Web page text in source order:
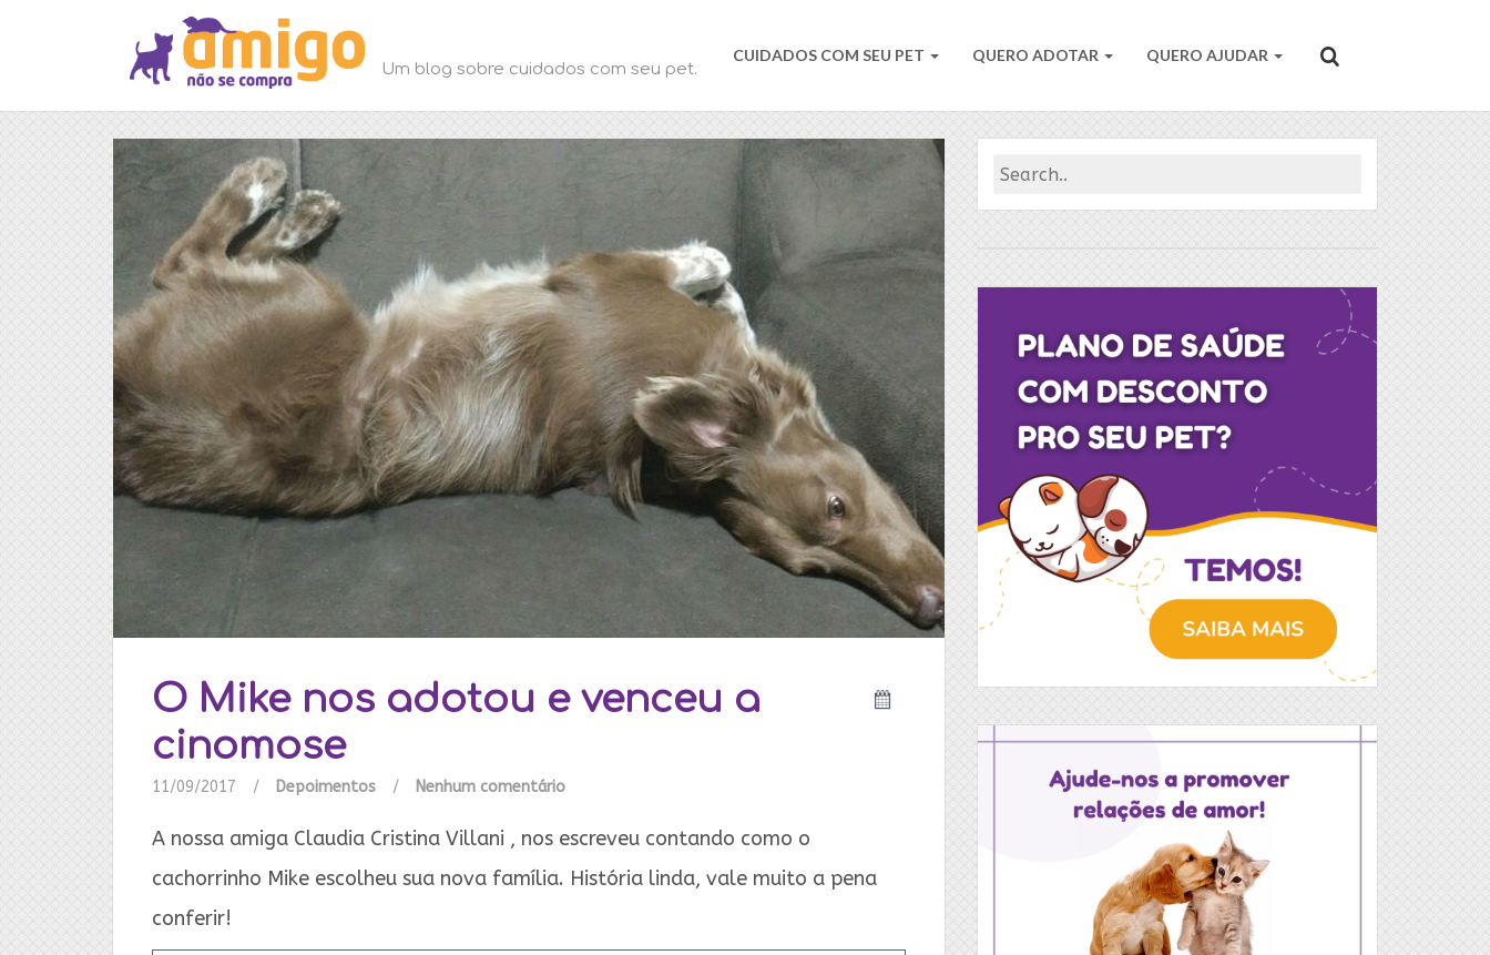
Um blog sobre cuidados com seu pet.
CUIDADOS COM SEU PET QUERO ADOTAR QUERO AJUDAR
O Mike nos adotou e venceu a
cinomose
11/09/2017 / Depoimentos / Nenhum comentário
A nossa amiga Claudia Cristina Villani , nos escreveu contando como o
cachorrinho Mike escolheu sua nova família. História linda, vale muito a pena
conferir!